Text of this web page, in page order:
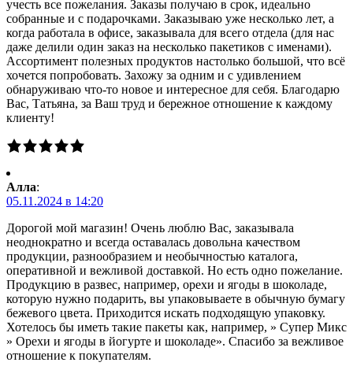
учесть все пожелания. Заказы получаю в срок, идеально
собранные и с подарочками. Заказываю уже несколько лет, а
когда работала в офисе, заказывала для всего отдела (для нас
даже делили один заказ на несколько пакетиков с именами).
Ассортимент полезных продуктов настолько большой, что всё
хочется попробовать. Захожу за одним и с удивлением
обнаруживаю что-то новое и интересное для себя. Благодарю
Вас, Татьяна, за Ваш труд и бережное отношение к каждому
клиенту!
Алла:
05.11.2024 в 14:20
Дорогой мой магазин! Очень люблю Вас, заказывала
неоднократно и всегда оставалась довольна качеством
продукции, разнообразием и необычностью каталога,
оперативной и вежливой доставкой. Но есть одно пожелание.
Продукцию в развес, например, орехи и ягоды в шоколаде,
которую нужно подарить, вы упаковываете в обычную бумагу
бежевого цвета. Приходится искать подходящую упаковку.
Хотелось бы иметь такие пакеты как, например, » Супер Микс
» Орехи и ягоды в йогурте и шоколаде». Спасибо за вежливое
отношение к покупателям.